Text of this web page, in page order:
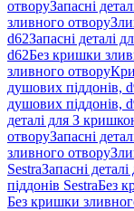
отворуЗапасні
зливного отвору
d62Запасні деталі
d62Без кришки
зливного отвору
душових піддонів,
душових піддонів,
деталі для З
отворуЗапасні
зливного отвору
SestraЗапасні
піддонів SestraБез
Без кришки